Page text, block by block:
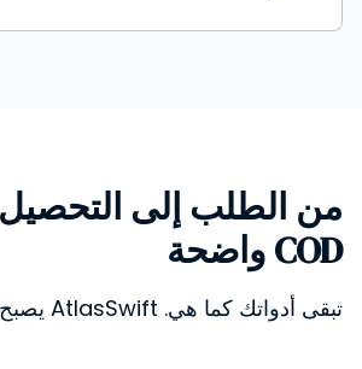
من الطلب إلى
COD واضحة
تبقى أدواتك كما هي. AtlasSwift يصبح مركز التشغيل.